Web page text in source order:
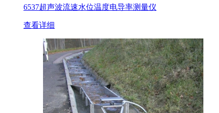
6537超声波流速水位温度电导率测量仪
查看详细